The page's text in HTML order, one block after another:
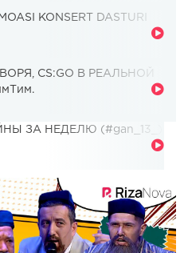
KONSERT DASTURI
CS:GO В РЕАЛЬНОЙ
ЗА НЕДЕЛЮ (#gan_13_)